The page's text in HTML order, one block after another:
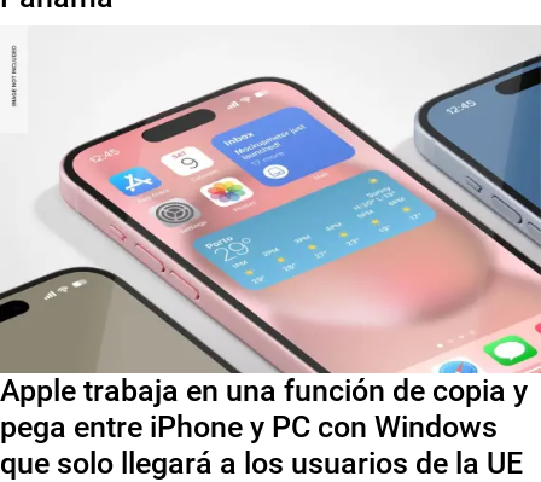
Apple trabaja en una función de copia y
pega entre iPhone y PC con Windows
que solo llegará a los usuarios de la UE